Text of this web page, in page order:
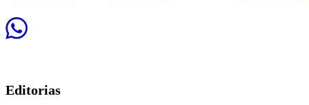
Editorias